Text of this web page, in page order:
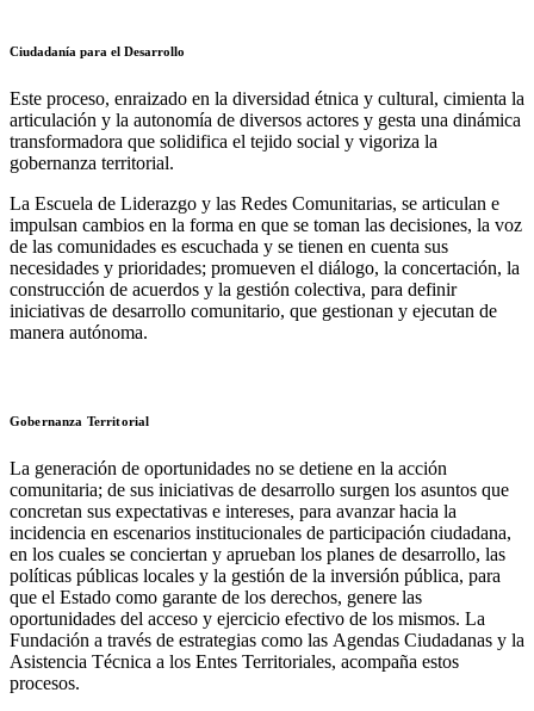
Ciudadanía para el Desarrollo
Este proceso, enraizado en la diversidad étnica y cultural, cimienta la
articulación y la autonomía de diversos actores y gesta una dinámica
transformadora que solidifica el tejido social y vigoriza la
gobernanza territorial.
La Escuela de Liderazgo y las Redes Comunitarias, se articulan e
impulsan cambios en la forma en que se toman las decisiones, la voz
de las comunidades es escuchada y se tienen en cuenta sus
necesidades y prioridades; promueven el diálogo, la concertación, la
construcción de acuerdos y la gestión colectiva, para definir
iniciativas de desarrollo comunitario, que gestionan y ejecutan de
manera autónoma.
Gobernanza Territorial
La generación de oportunidades no se detiene en la acción
comunitaria; de sus iniciativas de desarrollo surgen los asuntos que
concretan sus expectativas e intereses, para avanzar hacia la
incidencia en escenarios institucionales de participación ciudadana,
en los cuales se conciertan y aprueban los planes de desarrollo, las
políticas públicas locales y la gestión de la inversión pública, para
que el Estado como garante de los derechos, genere las
oportunidades del acceso y ejercicio efectivo de los mismos. La
Fundación a través de estrategias como las Agendas Ciudadanas y la
Asistencia Técnica a los Entes Territoriales, acompaña estos
procesos.